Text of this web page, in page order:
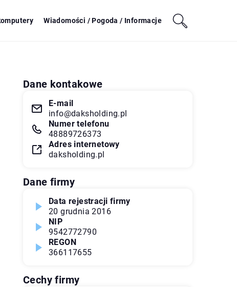
Wiadomości / Pogoda / Informacje
Dane kontakowe
E-mail
info@daksholding.pl
Numer telefonu
48889726373
Adres internetowy
daksholding.pl
Dane firmy
Data rejestracji firmy
20 grudnia 2016
NIP
9542772790
REGON
366117655
Cechy firmy